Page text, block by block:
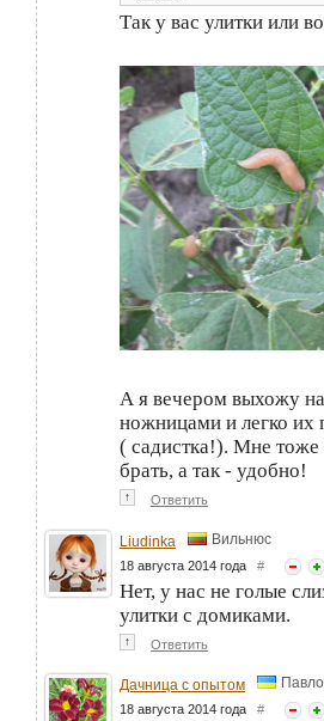
Так у вас улитки или
А я вечером выхожу
ножницами и легко их
( садистка!). Мне тоже
брать, а так - удобно!
↑ Ответить
Liudinka Вильнюс
18 августа 2014 года #
Нет, у нас не голые
улитки с домиками.
↑ Ответить
Дачница с опытом
18 августа 2014 года #